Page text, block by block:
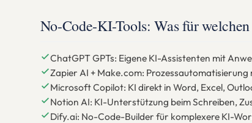
No-Code-KI-Tools: Was für
ChatGPT GPTs: Eigene KI-Assistenten mit
Zapier AI + Make.com:
Microsoft Copilot: KI direkt in Word, Excel,
Notion AI: KI-Unterstützung beim Schreiben,
Dify.ai: No-Code-Builder für komplexere KI-